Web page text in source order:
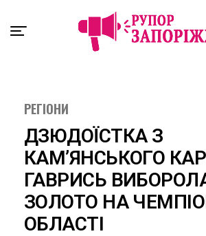
РЕГІОНИ
ДЗЮДОЇСТКА З
КАМ’ЯНСЬКОГО
ГАВРИСЬ
ЗОЛОТО НА
ОБЛАСТІ
Exit mobile version